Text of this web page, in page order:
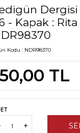
Dergisi
- Kapak :
Kodu : NDR98370
TL